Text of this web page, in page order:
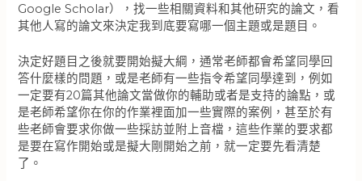
Google Scholar），找一些相關資料和其他研究的論文，看
其他人寫的論文來決定我到底要寫哪一個主題或是題目。
決定好題目之後就要開始擬大綱，通常老師都會希望同學回
答什麼樣的問題，或是老師有一些指令希望同學達到，例如
一定要有20篇其他論文當做你的輔助或者是支持的論點，或
是老師希望你在你的作業裡面加一些實際的案例，甚至於有
些老師會要求你做一些採訪並附上音檔，這些作業的要求都
是要在寫作開始或是擬大剛開始之前，就一定要先看清楚
了。